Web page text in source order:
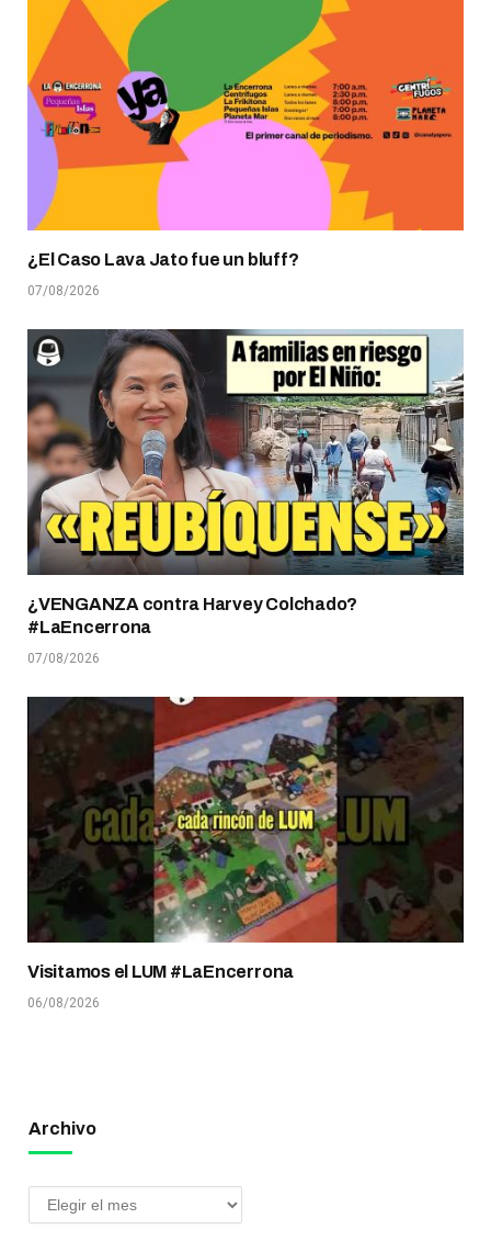
¿El Caso Lava Jato fue un bluff?
07/08/2026
¿VENGANZA contra Harvey Colchado?
#LaEncerrona
07/08/2026
Visitamos el LUM #LaEncerrona
06/08/2026
Archivo